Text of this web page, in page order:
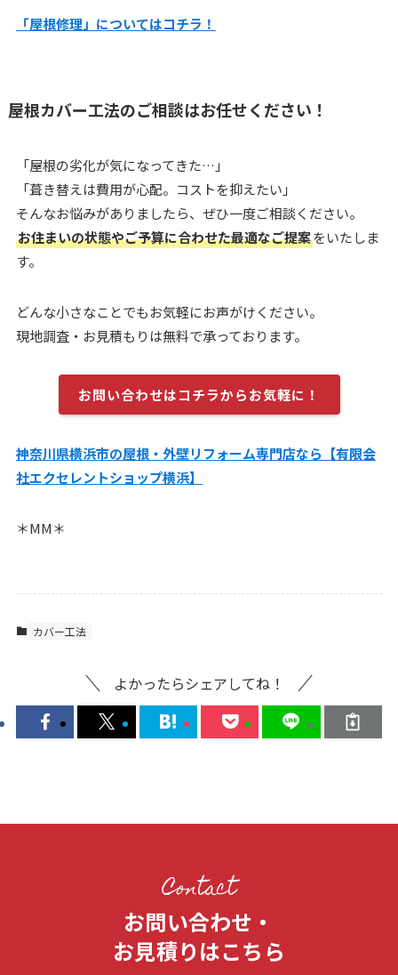
「屋根修理」についてはコチラ！
屋根カバー工法のご相談はお任せください！
「屋根の劣化が気になってきた…」
「葺き替えは費用が心配。コストを抑えたい」
そんなお悩みがありましたら、ぜひ一度ご相談ください。
お住まいの状態やご予算に合わせた最適なご提案をいたしま
す。
どんな小さなことでもお気軽にお声がけください。
現地調査・お見積もりは無料で承っております。
お問い合わせはコチラからお気軽に！
神奈川県横浜市の屋根・外壁リフォーム専門店なら【有限会
社エクセレントショップ横浜】
＊MM＊
カバー工法
よかったらシェアしてね！
Contact
お問い合わせ・
お見積りはこちら